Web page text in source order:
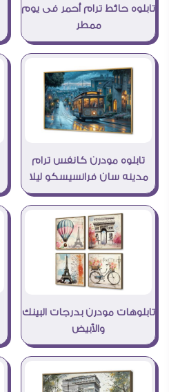
تابلوه حائط ترام أحمر فى يوم
ممطر
تابلوه مودرن كانفس ترام
مدينه سان فرانسيسكو ليلا
تابلوهات مودرن بدرجات البينك
والأبيض